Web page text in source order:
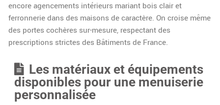
encore agencements intérieurs mariant bois clair et
ferronnerie dans des maisons de caractère. On croise même
des portes cochères sur-mesure, respectant des
prescriptions strictes des Bâtiments de France.
Les matériaux et équipements
disponibles pour une menuiserie
personnalisée